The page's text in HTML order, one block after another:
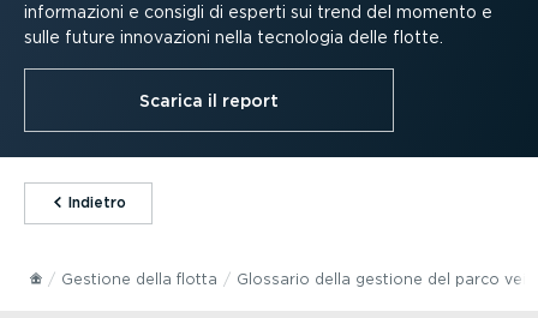
infor­ma­zioni e consigli di esperti sui trend del momento e
sulle future innovazioni nella tecnologia delle flotte.
Scarica il report
⁠Indietro
Gestione della flotta Glossario della gestione del parco